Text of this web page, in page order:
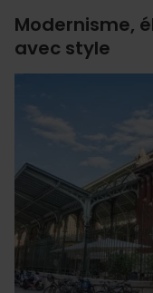
Modernisme,
avec style